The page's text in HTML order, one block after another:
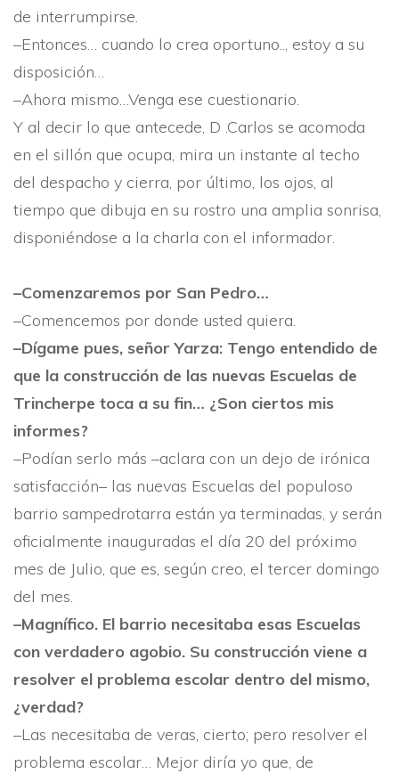
de interrumpirse.
–Entonces… cuando lo crea oportuno.., estoy a su
disposición…
–Ahora mismo…Venga ese cuestionario.
Y al decir lo que antecede, D .Carlos se acomoda
en el sillón que ocupa, mira un instante al techo
del despacho y cierra, por último, los ojos, al
tiempo que dibuja­ en su rostro una amplia sonrisa,
disponiéndose a la charla con el informador.
–Comenzaremos por San Pedro…
–Comencemos por donde usted quiera.
–Dí­game pues, señor Yarza: Tengo entendido de
que la construcción de las nuevas Escuelas de
Trincherpe toca a su fin… ¿Son ciertos mis
informes?
–Podí­an serlo más –aclara con un dejo de irónica
satisfacción– las nuevas Escuelas del populoso
barrio sampedrotarra están ya terminadas, y serán
oficialmente inauguradas el dí­a 20 del próximo
mes de Julio, que es, según creo, el tercer domingo
del mes.
–Magní­fico. El barrio necesitaba esas Escuelas
con verdadero agobio. Su construcción viene a
resolver el problema escolar dentro del mismo,
¿verdad?
–Las necesitaba de veras, cierto; pero resolver el
problema escolar… Mejor dirí­a yo que, de